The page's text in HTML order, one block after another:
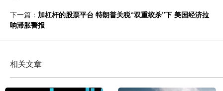
下一篇： 加杠杆的股票平台 特朗普关税“双重绞杀”下 美国经济拉
响滞胀警报
相关文章